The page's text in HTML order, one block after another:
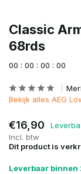
Classic
68rds
00 : 00 : 00 : 00
Bekijk alles AEG
€16,90
Incl. btw
Dit product is
Leverbaar binnen